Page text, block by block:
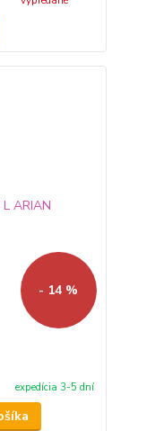
- 14 %
expedícia 3-5 dní